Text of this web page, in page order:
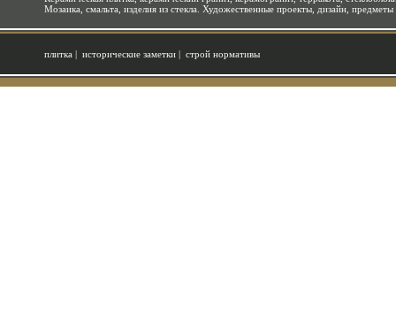
Мозаика, смальта, изделия из стекла. Художественные проекты, дизайн, предметы
плитка | исторические заметки | строй нормативы